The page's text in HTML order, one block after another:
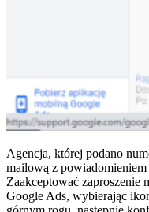
Agencja, której podano
mailową z
Zaakceptować zaproszenie
Google Ads, wybierając